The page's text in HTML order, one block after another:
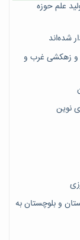
در تولید علم حوزه
و زهکشی غرب و
نوین
سیستان و بلوچستان به